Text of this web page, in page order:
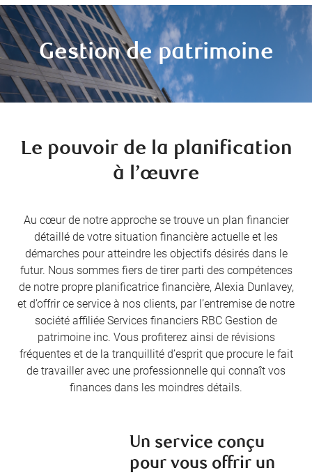
votre nom de manière experte et de tirer parti des
occasions qui se présentent sur les marchés en
constante évolution.
Gestion de patrimoine
Le pouvoir de la planification
à l’œuvre
Au cœur de notre approche se trouve un plan financier
détaillé de votre situation financière actuelle et les
démarches pour atteindre les objectifs désirés dans le
futur. Nous sommes fiers de tirer parti des compétences
de notre propre planificatrice financière, Alexia Dunlavey,
et d’offrir ce service à nos clients, par l’entremise de notre
société affiliée Services financiers RBC Gestion de
patrimoine inc. Vous profiterez ainsi de révisions
fréquentes et de la tranquillité d’esprit que procure le fait
de travailler avec une professionnelle qui connaît vos
finances dans les moindres détails.
Un service conçu
pour vous offrir un